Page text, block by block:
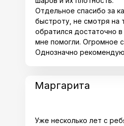
Уже несколько лет с
Маргарита
Отдельное спасибо за
быстроту, не смотря на
обратился достаточно
мне помогли. Огромное
Однозначно